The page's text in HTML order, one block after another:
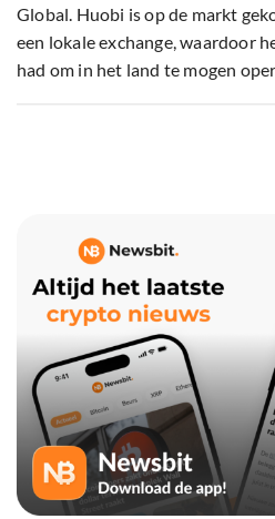
Global. Huobi is op de markt
een lokale exchange, waardoor
had om in het land te mogen